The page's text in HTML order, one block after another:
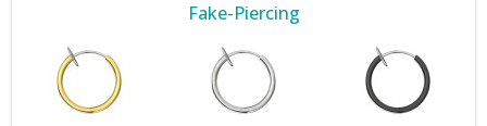
Fake-Piercing